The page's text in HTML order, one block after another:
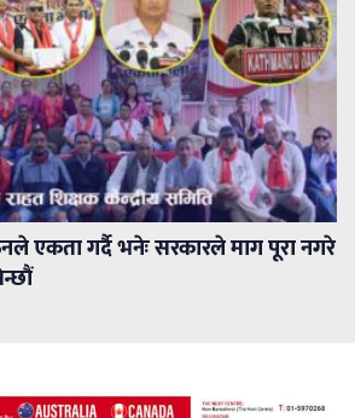
एकता गर्दै भनेः सरकारले माग पूरा नगरे